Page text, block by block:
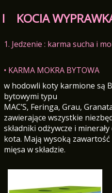
I KOCIA
1. Jedzenie : karma sucha i
• KARMA MOKRA BYTOWA
w hodowli koty karmione są
bytowymi typu
MAC’S, Feringa, Grau,
zawierające wszystkie
składniki odżywcze i
kota. Mają wysoką zawartość
mięsa w składzie.